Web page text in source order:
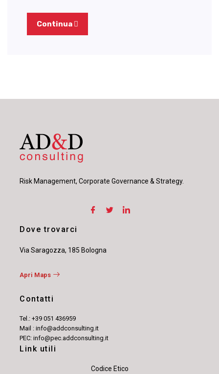
Continua
Risk Management, Corporate Governance & Strategy.
Dove trovarci
Via Saragozza, 185 Bologna
Apri Maps
Contatti
Tel.: +39 051 436959
Mail : info@addconsulting.it
PEC: info@pec.addconsulting.it
Link utili
Codice Etico